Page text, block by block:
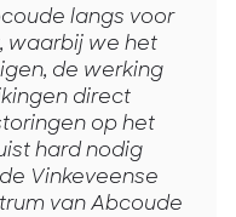
langs voor
waarbij we het
de werking
direct
op het
hard nodig
Vinkeveense
van Abcoude